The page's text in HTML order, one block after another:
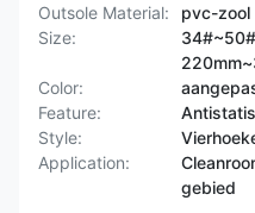
Outsole Material:
pvc-zool
Size:
Color:
Feature:
Style:
Application:
gebied